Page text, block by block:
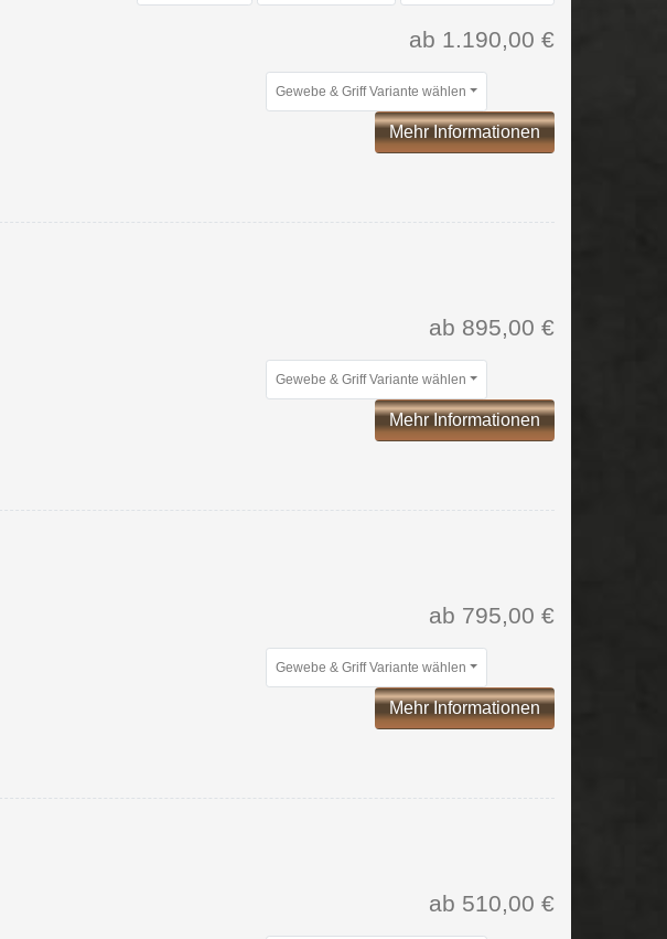
ab 1.190,00 €
Gewebe & Griff Variante wählen
Mehr Informationen
ab 895,00 €
Gewebe & Griff Variante wählen
Mehr Informationen
ab 795,00 €
Gewebe & Griff Variante wählen
Mehr Informationen
ab 510,00 €